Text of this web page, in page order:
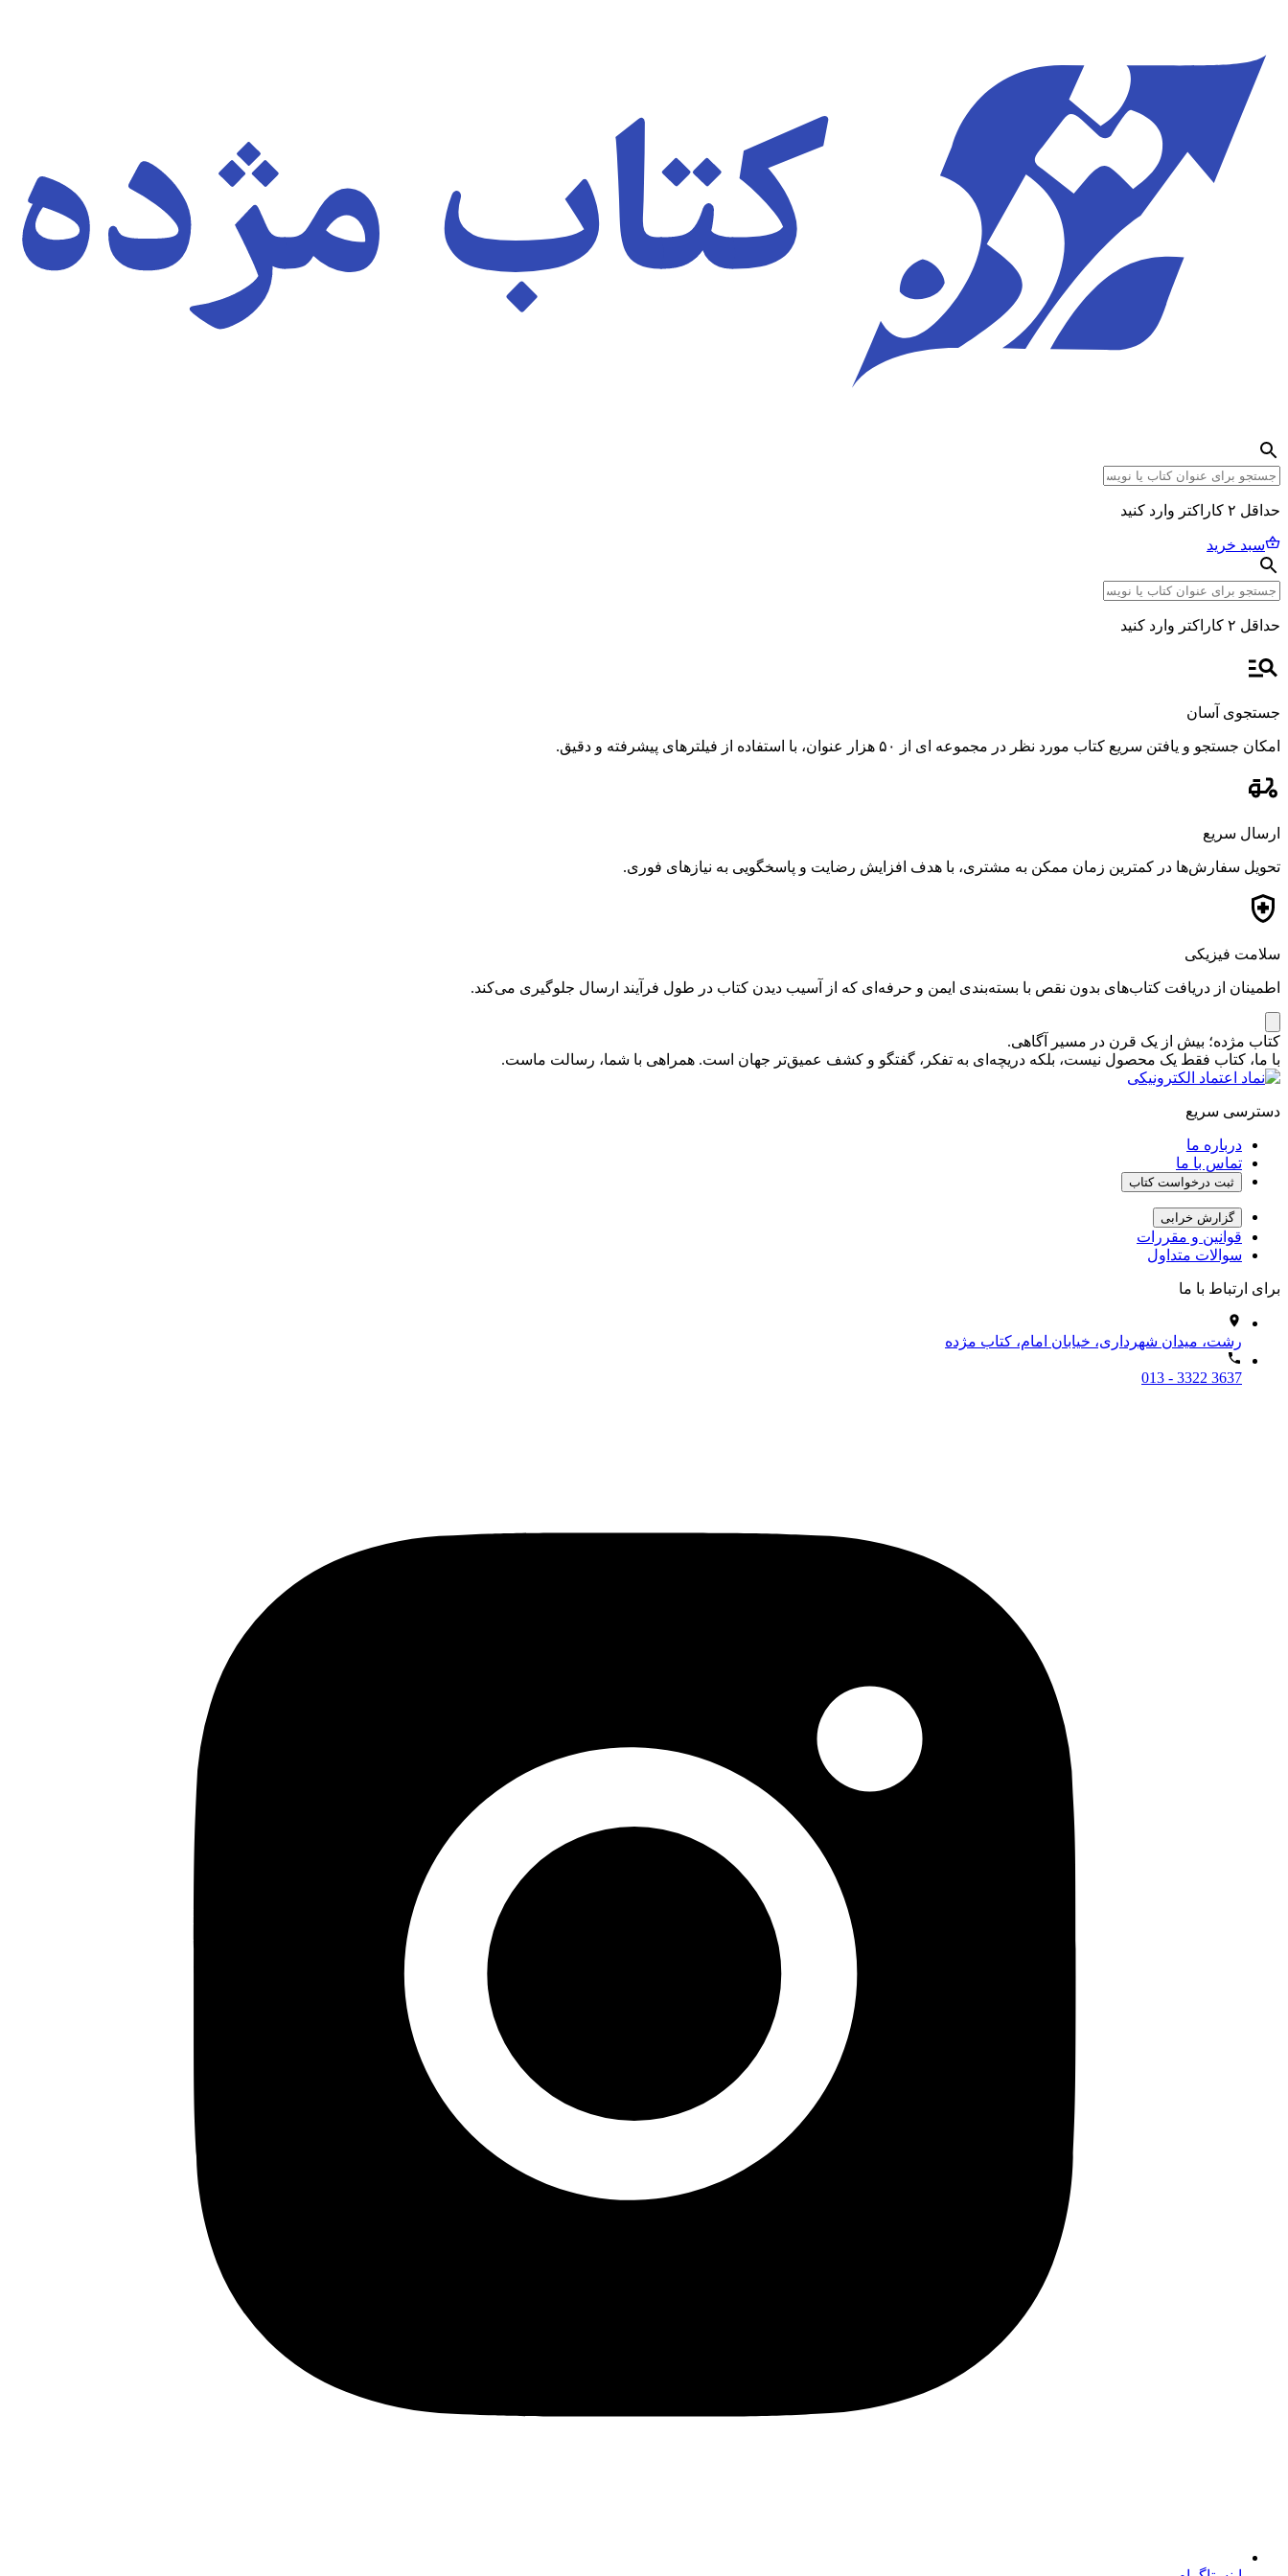
حداقل ۲ کاراکتر وارد کنید
سبد خرید
حداقل ۲ کاراکتر وارد کنید
جستجوی آسان
امکان جستجو و یافتن سریع کتاب مورد نظر در مجموعه ای از ۵۰ هزار عنوان، با استفاده از فیلترهای پیشرفته و دقیق.
ارسال سریع
تحویل سفارش‌ها در کمترین زمان ممکن به مشتری، با هدف افزایش رضایت و پاسخگویی به نیازهای فوری.
سلامت فیزیکی
اطمینان از دریافت کتاب‌های بدون نقص با بسته‌بندی ایمن و حرفه‌ای که از آسیب دیدن کتاب در طول فرآیند ارسال جلوگیری می‌کند.
کتاب مژده؛ بیش از یک قرن در مسیر آگاهی.
با ما، کتاب فقط یک محصول نیست، بلکه دریچه‌ای به تفکر، گفتگو و کشف عمیق‌تر جهان است. همراهی با شما، رسالت ماست.
دسترسی سریع
درباره ما
تماس با ما
ثبت درخواست کتاب
گزارش خرابی
قوانین و مقررات
سوالات متداول
برای ارتباط با ما
رشت، میدان شهرداری، خیابان امام، کتاب مژده
013 - 3322 3637